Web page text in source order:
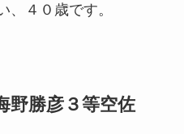
、４０歳です。
勝彦３等空佐